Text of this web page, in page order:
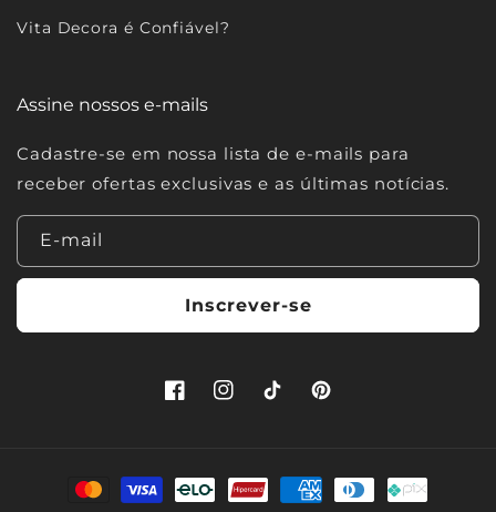
Vita Decora é Confiável?
Assine nossos e-mails
Cadastre-se em nossa lista de e-mails para
receber ofertas exclusivas e as últimas notícias.
E-mail
Inscrever-se
FacebookInstagramTikTokPinterest
Formas